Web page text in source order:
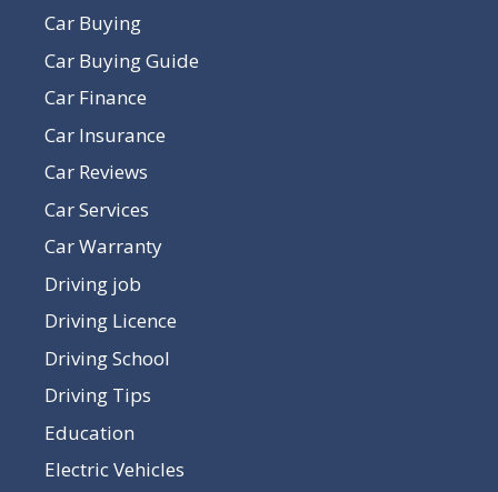
Car Buying
Car Buying Guide
Car Finance
Car Insurance
Car Reviews
Car Services
Car Warranty
Driving job
Driving Licence
Driving School
Driving Tips
Education
Electric Vehicles